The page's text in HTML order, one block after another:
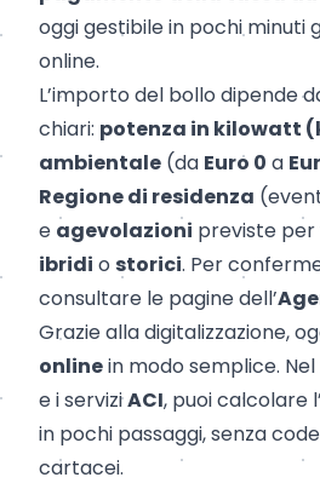
oggi gestibile in pochi minuti
online.
L’importo del bollo dipende
chiari: potenza in kilowatt
ambientale (da Euro 0 a
Regione di residenza
e agevolazioni previste per
ibridi o storici. Per
consultare le pagine dell’
Grazie alla digitalizzazione,
onlinein modo semplice.
e i serviziACI, puoi calcolare
in pochi passaggi, senza
cartacei.